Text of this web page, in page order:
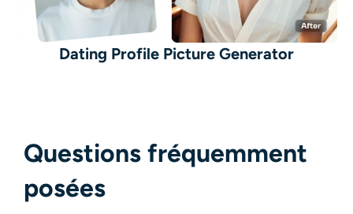
Dating Profile Picture Generator
Questions fréquemment
posées